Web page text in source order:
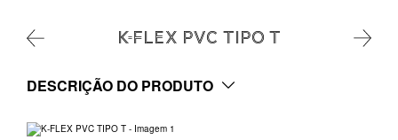
K-FLEX PVC TIPO T
DESCRIÇÃO DO PRODUTO